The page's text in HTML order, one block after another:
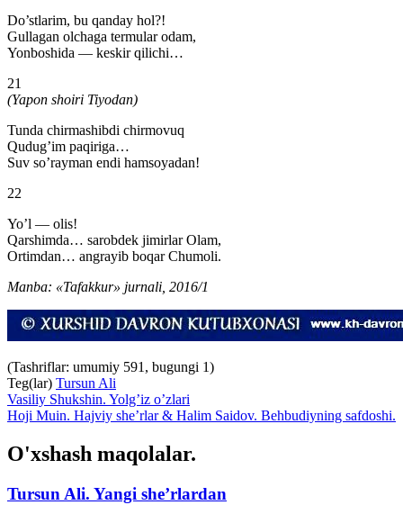
Do’stlarim, bu qanday hol?!
Gullagan olchaga termular odam,
Yonboshida — keskir qilichi…
21
(Yapon shoiri Tiyodan)
Tunda chirmashibdi chirmovuq
Qudug’im paqiriga…
Suv so’rayman endi hamsoyadan!
22
Yo’l — olis!
Qarshimda… sarobdek jimirlar Olam,
Ortimdan… angrayib boqar Chumoli.
Manba: «Tafakkur» jurnali, 2016/1
(Tashriflar: umumiy 591, bugungi 1)
Teg(lar) Tursun Ali
Vasiliy Shukshin. Yolg’iz o’zlari
Hoji Muin. Hajviy she’rlar & Halim Saidov. Behbudiyning safdoshi.
O'xshash maqolalar.
Tursun Ali. Yangi she’rlardan